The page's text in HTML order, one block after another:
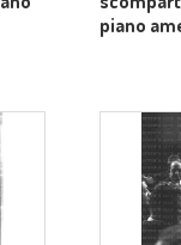
piano